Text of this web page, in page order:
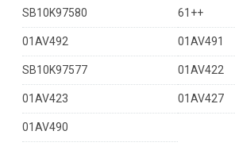
SB10K97580 61++
01AV492 01AV491
SB10K97577 01AV422
01AV423 01AV427
01AV490